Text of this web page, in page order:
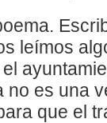
leímos
es una
que el